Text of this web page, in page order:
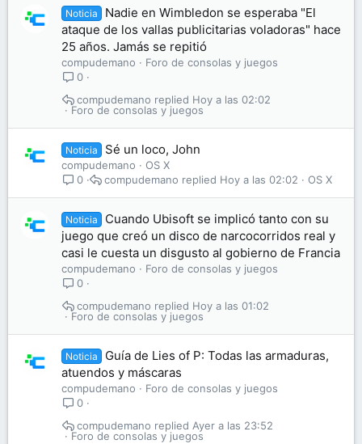
Noticia
Nadie en Wimbledon se esperaba "El
ataque de los vallas publicitarias voladoras" hace
25 años. Jamás se repitió
compudemano
Foro de consolas y juegos
0
Foro de consolas y juegos
Hoy a las 02:02
compudemano
Noticia Sé un loco, John
compudemano
OS X
0
OS X
Hoy a las 02:02
compudemano
Noticia
Cuando Ubisoft se implicó tanto con su
juego que creó un disco de narcocorridos real y
casi le cuesta un disgusto al gobierno de Francia
compudemano
Foro de consolas y juegos
0
Foro de consolas y juegos
Hoy a las 01:02
compudemano
Noticia
Guía de Lies of P: Todas las armaduras,
atuendos y máscaras
compudemano
Foro de consolas y juegos
0
Foro de consolas y juegos
Ayer a las 23:52
compudemano